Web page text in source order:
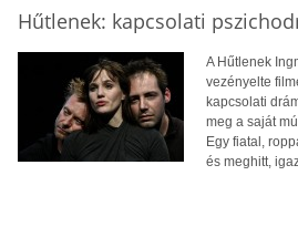
Hűtlenek: kapcsolati
A Hűtlenek
vezényelte
kapcsolati
meg a saját
Egy fiatal,
és meghitt,